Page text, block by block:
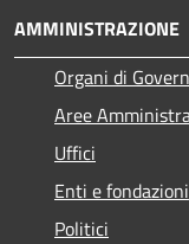
AMMINISTRAZIONE
Organi di
Aree
Uffici
Enti e fondazioni
Politici